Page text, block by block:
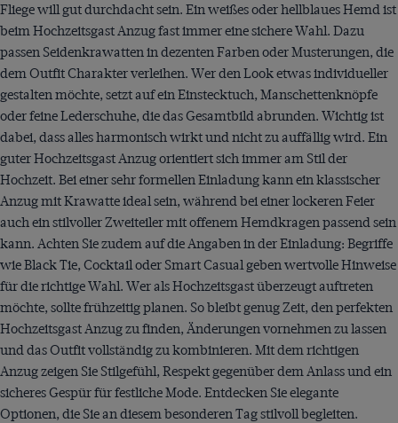
Fliege will gut durchdacht sein. Ein weißes oder hellblaues Hemd ist
beim Hochzeitsgast Anzug fast immer eine sichere Wahl. Dazu
passen Seidenkrawatten in dezenten Farben oder Musterungen, die
dem Outfit Charakter verleihen. Wer den Look etwas individueller
gestalten möchte, setzt auf ein Einstecktuch, Manschettenknöpfe
oder feine Lederschuhe, die das Gesamtbild abrunden. Wichtig ist
dabei, dass alles harmonisch wirkt und nicht zu auffällig wird. Ein
guter Hochzeitsgast Anzug orientiert sich immer am Stil der
Hochzeit. Bei einer sehr formellen Einladung kann ein klassischer
Anzug mit Krawatte ideal sein, während bei einer lockeren Feier
auch ein stilvoller Zweiteiler mit offenem Hemdkragen passend sein
kann. Achten Sie zudem auf die Angaben in der Einladung: Begriffe
wie Black Tie, Cocktail oder Smart Casual geben wertvolle Hinweise
für die richtige Wahl. Wer als Hochzeitsgast überzeugt auftreten
möchte, sollte frühzeitig planen. So bleibt genug Zeit, den perfekten
Hochzeitsgast Anzug zu finden, Änderungen vornehmen zu lassen
und das Outfit vollständig zu kombinieren. Mit dem richtigen
Anzug zeigen Sie Stilgefühl, Respekt gegenüber dem Anlass und ein
sicheres Gespür für festliche Mode. Entdecken Sie elegante
Optionen, die Sie an diesem besonderen Tag stilvoll begleiten.